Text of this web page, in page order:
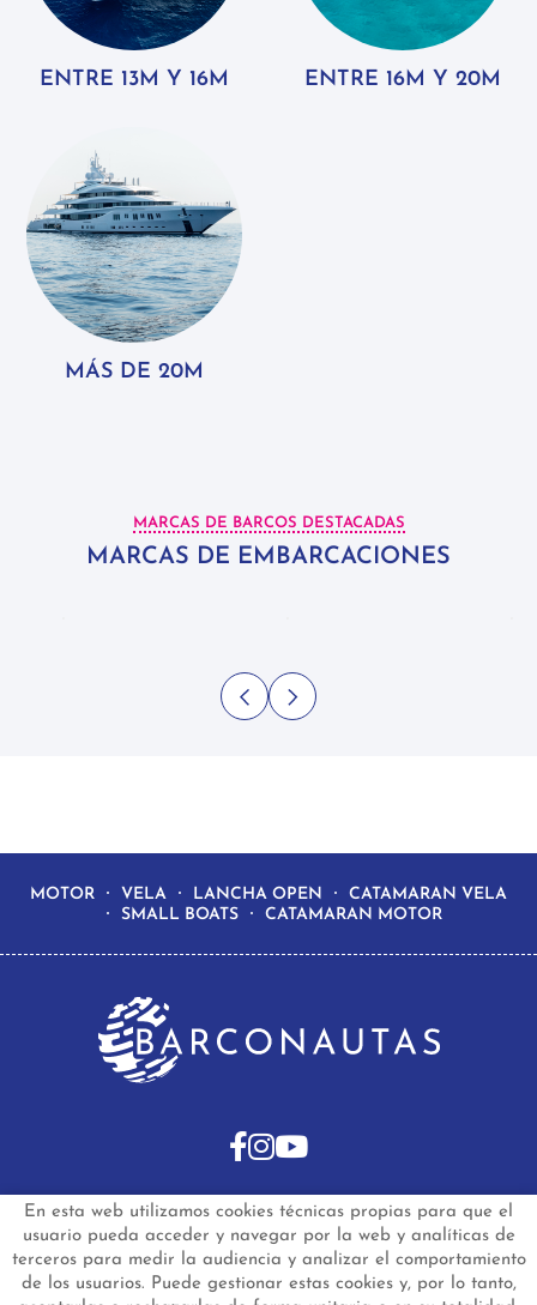
ENTRE 13M Y 16M ENTRE 16M Y 20M
MÁS DE 20M
MARCAS DE BARCOS DESTACADAS
MARCAS DE EMBARCACIONES
En esta web utilizamos cookies técnicas propias para que el
usuario pueda acceder y navegar por la web y analíticas de
terceros para medir la audiencia y analizar el comportamiento
de los usuarios. Puede gestionar estas cookies y, por lo tanto,
MOTOR VELA LANCHA OPEN
CATAMARAN VELA
SMALL BOATS
CATAMARAN MOTOR
INICIO
BARCOS DE SEGUNDA MANO
BARCOS NUEVOS EN STOCK
NOTICIAS
PREGUNTAS FRECUENTES
CONTACTO